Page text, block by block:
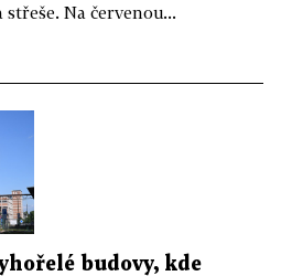
Na červenou...
budovy, kde